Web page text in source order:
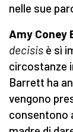
nelle sue
Amy Coney
decisis è sì
circostanze
Barrett ha
vengono
consentono